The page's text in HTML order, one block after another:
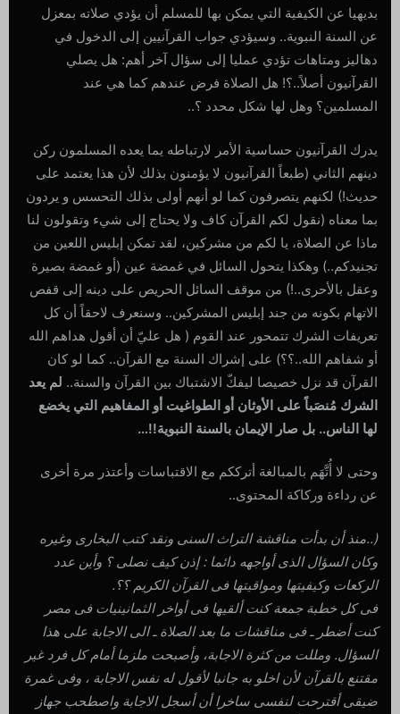
بديهيا عن الكيفية التي يمكن بها للمسلم أن يؤدي صلاته بمعزل
عن السنة النبوية.. وسيؤدي جواب القرآنيين إلى الدخول في
دهاليز ومتاهات تؤدي عمليا إلى سؤال آخر أهم: هل يصلي
القرآنيون أصلاً..؟! هل الصلاة فرض عندهم كما هي عند
المسلمين؟ وهل لها شكل محدد ؟..
يدرك القرآنيون حساسية الأمر لارتباطه يما يعده المسلمون ركن
دينهم الثاني (طبعاً القرآنيون لا يؤمنون بذلك لأن هذا يعتمد على
حديث!) لكنهم يتصرفون كما لو أنهم أولى بذلك التحسس و يردون
بما معناه (نقول لكم القرآن كاف ولا يحتاج إلى شيء وتقولون لنا
ماذا عن الصلاة، يا لكم من مشركين، لقد تمكن إبليس اللعين من
تجنيدكم..) وهكذا يتحول السائل في غمضة عين (أو غمضة بصيرة
وعقل بالأحرى..!) من موقف السائل الحريص على دينه إلى قفص
الاتهام بكونه من جند إبليس المشركين.. وسنعرف لاحقاً أن كل
تعريفات الشرك تتمحور عند القوم ( هل عليّ أن أقول هداهم الله
أو شفاهم الله..؟؟) على إشراك السنة مع القرآن.. كما لو كان
القرآن قد نزل خصيصا ليفكّ الاشتباك بين القرآن والسنة.. لم يعد
الشرك مُنصَباً على الأوثان أو الطواغيت أو المفاهيم التي يخضع
لها الناس.. بل صار الإيمان بالسنة النبوية!!…
وحتى لا أُتَّهَم بالمبالغة أترككم مع الاقتباسات وأعتذر مرة أخرى
عن رداءة وركاكة المحتوى..
(..منذ أن بدأت مناقشة التراث السنى ونقد كتب البخارى وغيره
وكان السؤال الذى أواجهه دائما : إذن كيف نصلى ؟ وأين عدد
الركعات وكيفيتها ومواقيتها فى القرآن الكريم ؟؟.
فى كل خطبة جمعة كنت ألقيها فى أواخر الثمانينيات فى مصر
كنت أضطر ـ فى مناقشات ما بعد الصلاة ـ الى الاجابة على هذا
السؤال. ومللت من كثرة الاجابة، وأصبحت ملزما أمام كل فرد غير
مقتنع بالقرآن لأن اخلو به جانبا لأقول له نفس الاجابة ، وفى غمرة
ضيقى أقترحت لنفسى ساخرا أن أسجل الاجابة واصطحب جهاز